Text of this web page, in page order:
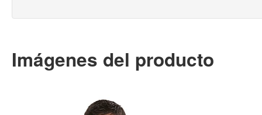
Imágenes del producto